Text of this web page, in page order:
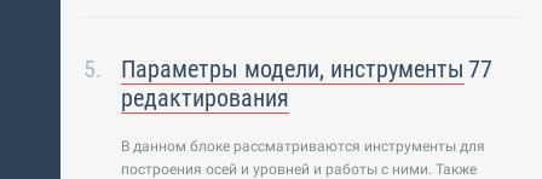
Параметры модели, инструменты
редактирования
77
В данном блоке рассматриваются инструменты для
построения осей и уровней и работы с ними. Также